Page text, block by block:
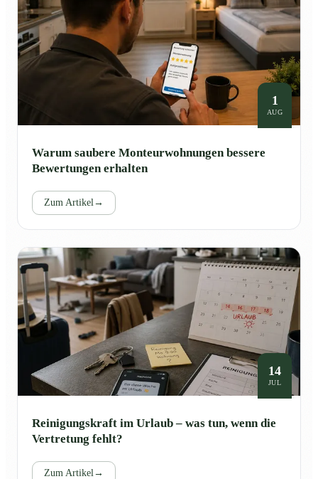
1
AUG
Warum saubere Monteurwohnungen bessere
Bewertungen erhalten
Zum Artikel →
14
JUL
Reinigungskraft im Urlaub – was tun, wenn die
Vertretung fehlt?
Zum Artikel →